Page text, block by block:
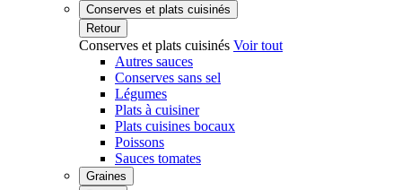
Conserves et plats cuisinés
Retour
Conserves et plats cuisinés Voir tout
Autres sauces
Conserves sans sel
Légumes
Plats à cuisiner
Plats cuisines bocaux
Poissons
Sauces tomates
Graines